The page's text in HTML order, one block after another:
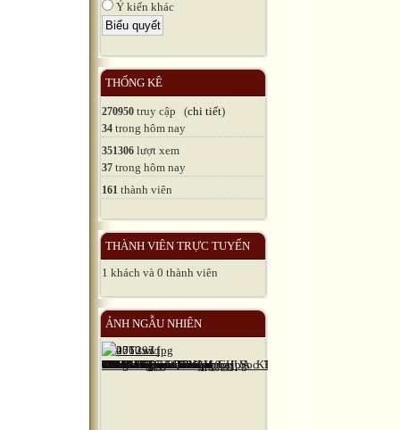
Ý kiến khác
THỐNG KÊ
270950 truy cập (chi tiết)
34 trong hôm nay
351306 lượt xem
37 trong hôm nay
161 thành viên
THÀNH VIÊN TRỰC TUYẾN
1 khách và 0 thành viên
ẢNH NGẪU NHIÊN